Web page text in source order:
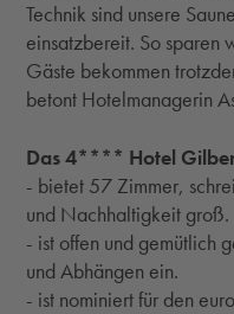
Technik sind unsere
einsatzbereit. So sparen
Gäste bekommen
betont Hotelmanagerin
Das 4**** Hotel
- bietet 57 Zimmer,
und Nachhaltigkeit groß.
- ist offen und gemütlich
und Abhängen ein.
- ist nominiert für den